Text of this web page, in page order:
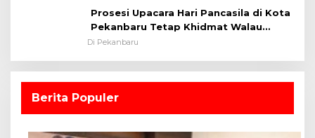
Prosesi Upacara Hari Pancasila di Kota
Pekanbaru Tetap Khidmat Walau
Dalam Ruangan
Di Pekanbaru
Berita Populer